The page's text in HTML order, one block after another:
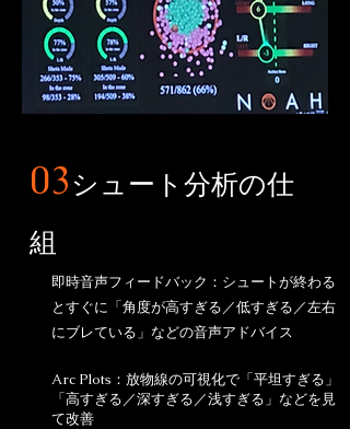
03シュート分析の仕
組
即時音声フィードバック：シュートが終わる
とすぐに「角度が高すぎる／低すぎる／左右
にブレている」などの音声アドバイス
Arc Plots：放物線の可視化で「平坦すぎる」
「高すぎる／深すぎる／浅すぎる」などを見
て改善